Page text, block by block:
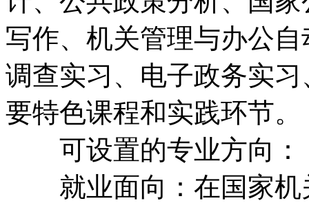
写作、机关管理与办公
调查实习、电子政务实
要特色课程和实践环节。
可设置的专业方向：
就业面向：在国家机